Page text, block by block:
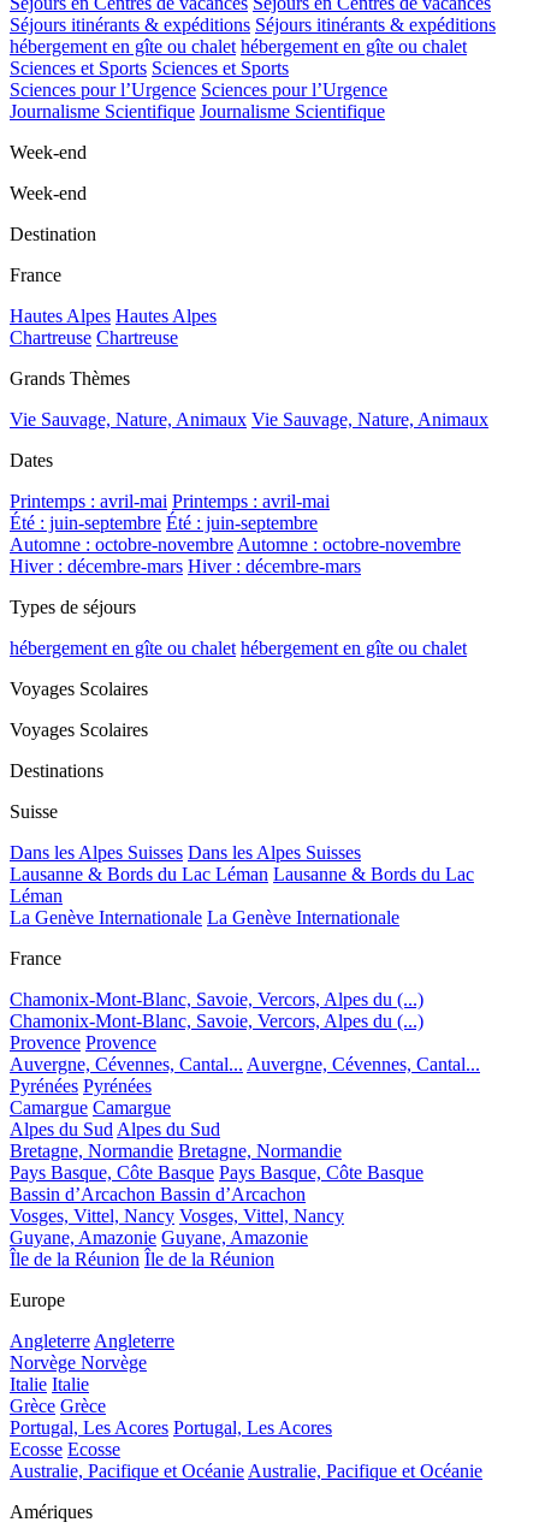
Séjours itinérants & expéditions Séjours itinérants & expéditions
hébergement en gîte ou chalet hébergement en gîte ou chalet
Sciences et Sports Sciences et Sports
Sciences pour l’Urgence Sciences pour l’Urgence
Journalisme Scientifique Journalisme Scientifique
Week-end
Week-end
Destination
France
Hautes Alpes Hautes Alpes
Chartreuse Chartreuse
Grands Thèmes
Vie Sauvage, Nature, Animaux Vie Sauvage, Nature, Animaux
Dates
Printemps : avril-mai Printemps : avril-mai
Été : juin-septembre Été : juin-septembre
Automne : octobre-novembre Automne : octobre-novembre
Hiver : décembre-mars Hiver : décembre-mars
Types de séjours
hébergement en gîte ou chalet hébergement en gîte ou chalet
Voyages Scolaires
Voyages Scolaires
Destinations
Suisse
Dans les Alpes Suisses Dans les Alpes Suisses
Lausanne & Bords du Lac Léman Lausanne & Bords du Lac
Léman
La Genève Internationale La Genève Internationale
France
Chamonix-Mont-Blanc, Savoie, Vercors, Alpes du (...)
Chamonix-Mont-Blanc, Savoie, Vercors, Alpes du (...)
Provence Provence
Auvergne, Cévennes, Cantal... Auvergne, Cévennes, Cantal...
Pyrénées Pyrénées
Camargue Camargue
Alpes du Sud Alpes du Sud
Bretagne, Normandie Bretagne, Normandie
Pays Basque, Côte Basque Pays Basque, Côte Basque
Bassin d’Arcachon Bassin d’Arcachon
Vosges, Vittel, Nancy Vosges, Vittel, Nancy
Guyane, Amazonie Guyane, Amazonie
Île de la Réunion Île de la Réunion
Europe
Angleterre Angleterre
Norvège Norvège
Italie Italie
Grèce Grèce
Portugal, Les Acores Portugal, Les Acores
Ecosse Ecosse
Australie, Pacifique et Océanie Australie, Pacifique et Océanie
Amériques